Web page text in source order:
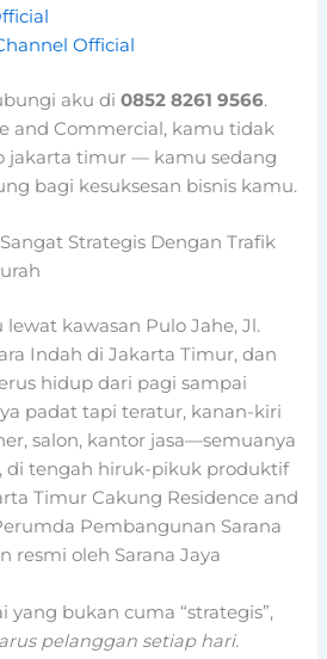
Official
aku di0852 8261 9566.
and Commercial, kamu tidak
jakarta timur — kamu sedang
bagi kesuksesan bisnis kamu.
Strategis Dengan Trafik
kawasan Pulo Jahe, Jl.
Indah di Jakarta Timur, dan
hidup dari pagi sampai
padat tapi teratur, kanan-kiri
salon, kantor jasa—semuanya
di tengah hiruk-pikuk produktif
Timur Cakung Residence and
Pembangunan Sarana
resmi oleh Sarana Jaya
yang bukan cuma “strategis”,
pelanggan setiap hari.